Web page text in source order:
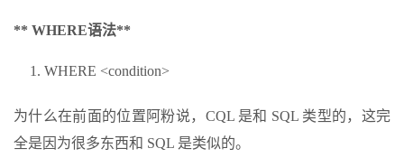
** WHERE语法**
WHERE <condition>
为什么在前面的位置阿粉说，CQL 是和 SQL 类型的，这完
全是因为很多东西和 SQL 是类似的。